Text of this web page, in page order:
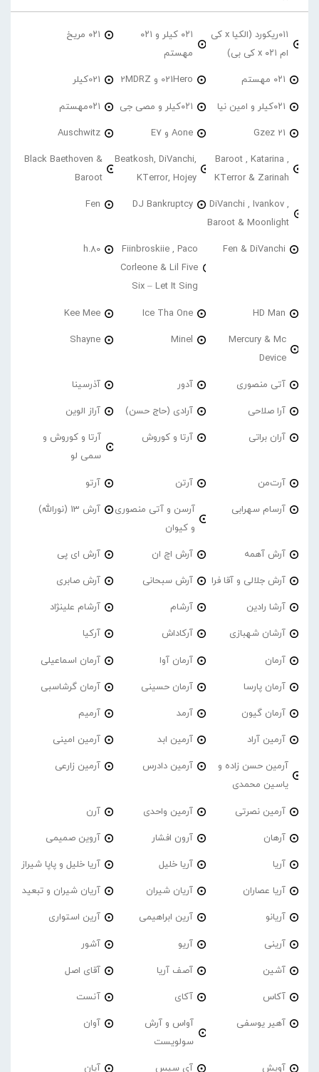
۰۱۱ریکورد (الکیا x کی
ام ۰۲۱ x کی بی)
۰۲۱ کیلر و ۰۲۱
مهستم
۰۲۱ مریخ
۰۲۱ مهستم 021Hero و 2MDRZ 021کیلر
۰۲۱کیلر و امین نیا ۰۲۱کیلر و مصی جی ۰۲۱مهستم
21 Gzez Aone و E7 Auschwitz
Baroot , Katarina ,
KTerror & Zarinah
Beatkosh, DiVanchi,
KTerror, Hojey
Black Baethoven &
Baroot
DiVanchi , Ivankov ,
Baroot & Moonlight
DJ Bankruptcy
Fen
Fen & DiVanchi
Fiinbroskiie , Paco
Corleone & Lil Five
Six – Let It Sing
h.80
HD Man
Ice Tha One
Kee Mee
Mercury & Mc
Device
Minel
Shayne
آتی منصوری آدور آذرسینا
آرا صلاحی آرادی (حاج حسن) آراز الوین
آران براتی آرتا و کوروش
آرتا و کوروش و
سمی لو
آرت‌من آرتن آرتو
آرسام سهرابی
آرسن و آتی منصوری
و کیوان
آرش 13 (نورالله)
آرش آهمه آرش اچ ان آرش ای پی
آرش جلالی و آقا فرا آرش سبحانی آرش صابری
آرشا رادین آرشام آرشام علینژاد
آرشان شهبازی آرکاداش آرکیا
آرمان آرمان آوا آرمان اسماعیلی
آرمان پارسا آرمان حسینی آرمان گرشاسبی
آرمان گیون آرمد آرمیم
آرمین آراد آرمین ابد آرمین امینی
آرمین حسن زاده و
یاسین محمدی
آرمین دادرس آرمین زارعی
آرمین نصرتی آرمین واحدی آرن
آرهان آرون افشار آروین صمیمی
آریا آریا خلیل آریا خلیل و پاپا شیراز
آریا عصاران آریان شیران آریان شیران و تبعید
آریانو آرین ابراهیمی آرین استواری
آرینی آریو آشور
آشین آصف آریا آقای اصل
آکاس آکای آنست
آهیر یوسفی
آواس و آرش
سولویست
آوان
آویش آی سیس آیان